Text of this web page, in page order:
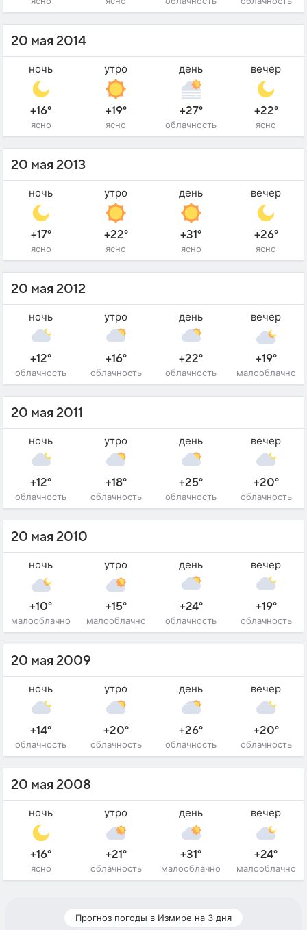
20 мая 2014
ночь
+16°
ясно
утро
+19°
ясно
день
+27°
облачность
вечер
+22°
ясно
20 мая 2013
ночь
+17°
ясно
утро
+22°
ясно
день
+31°
ясно
вечер
+26°
ясно
20 мая 2012
ночь
+12°
облачность
утро
+16°
облачность
день
+22°
облачность
вечер
+19°
малооблачно
20 мая 2011
ночь
+12°
облачность
утро
+18°
облачность
день
+25°
облачность
вечер
+20°
облачность
20 мая 2010
ночь
+10°
малооблачно
утро
+15°
малооблачно
день
+24°
облачность
вечер
+19°
облачность
20 мая 2009
ночь
+14°
облачность
утро
+20°
облачность
день
+26°
облачность
вечер
+20°
облачность
20 мая 2008
ночь
+16°
ясно
утро
+21°
облачность
день
+31°
малооблачно
вечер
+24°
малооблачно
Прогноз погоды в Измире на 3 дня